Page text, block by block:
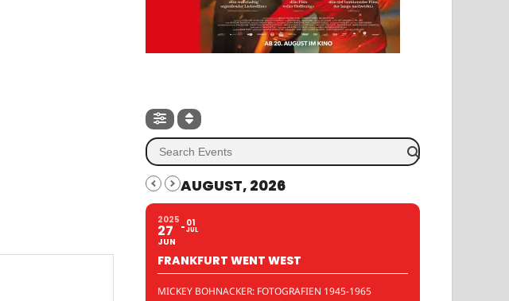
AUGUST, 2026
2025
27
JUN
01
JUL
FRANKFURT WENT WEST
MICKEY BOHNACKER: FOTOGRAFIEN 1945-1965